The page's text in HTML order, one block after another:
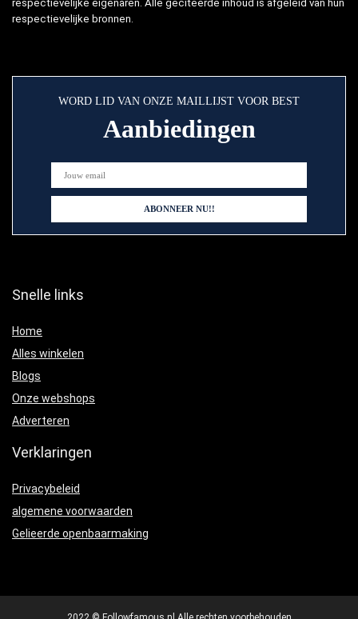
respectievelijke eigenaren. Alle geciteerde inhoud is afgeleid van hun
respectievelijke bronnen.
WORD LID VAN ONZE MAILLIJST VOOR BEST
Aanbiedingen
Snelle links
Home
Alles winkelen
Blogs
Onze webshops
Adverteren
Verklaringen
Privacybeleid
algemene voorwaarden
Gelieerde openbaarmaking